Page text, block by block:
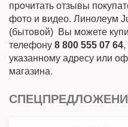
прочитать отзывы
фото и видео. Линолеум
(бытовой) Вы можете
телефону 8 800 555 07 64,
указанному адресу или
магазина.